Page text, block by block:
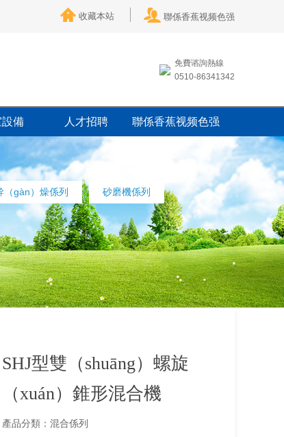
收藏本站 聯係香蕉视频色强
免費谘詢熱線
0510-86341342
備 人才招聘 聯係香蕉视频色强
（gàn）燥係列 砂磨機係列
SHJ型雙（shuāng）螺旋
（xuán）錐形混合機
產品分類 ： 混合係列